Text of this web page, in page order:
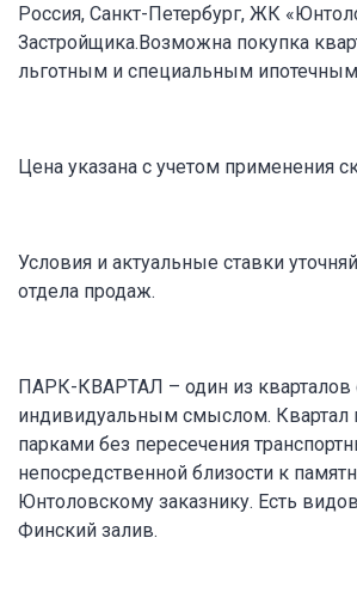
Россия, Санкт-Петербург, ЖК
Застройщика.Возможна покупка
льготным и специальным
Цена указана с учетом применения
Условия и актуальные ставки
отдела продаж.
ПАРК-КВАРТАЛ – один из кварталов
индивидуальным смыслом. Квартал
парками без пересечения
непосредственной близости к
Юнтоловскому заказнику. Есть
Финский залив.